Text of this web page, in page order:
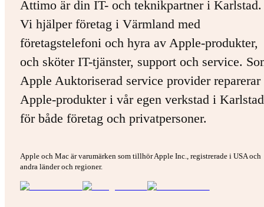
Attimo är din IT- och teknikpartner i Karlstad.
Vi hjälper företag i Värmland med
företagstelefoni och hyra av Apple-produkter,
och sköter IT-tjänster, support och service.
Apple Auktoriserad service provider
Apple-produkter i vår egen verkstad i
för både företag och privatpersoner.
Apple och Mac är varumärken som tillhör Apple Inc., registrerade i USA och
andra länder och regioner.